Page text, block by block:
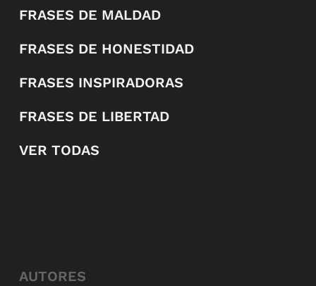
FRASES DE MALDAD
FRASES DE HONESTIDAD
FRASES INSPIRADORAS
FRASES DE LIBERTAD
VER TODAS
AUTORES